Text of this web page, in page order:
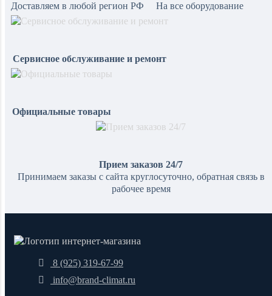
Доставляем в любой регион РФ
На все оборудование
Сервисное обслуживание и ремонт
Официальные товары
Прием заказов 24/7
Принимаем заказы с сайта круглосуточно, обратная связь в
рабочее время
8 (925) 319-67-99
info@brand-climat.ru